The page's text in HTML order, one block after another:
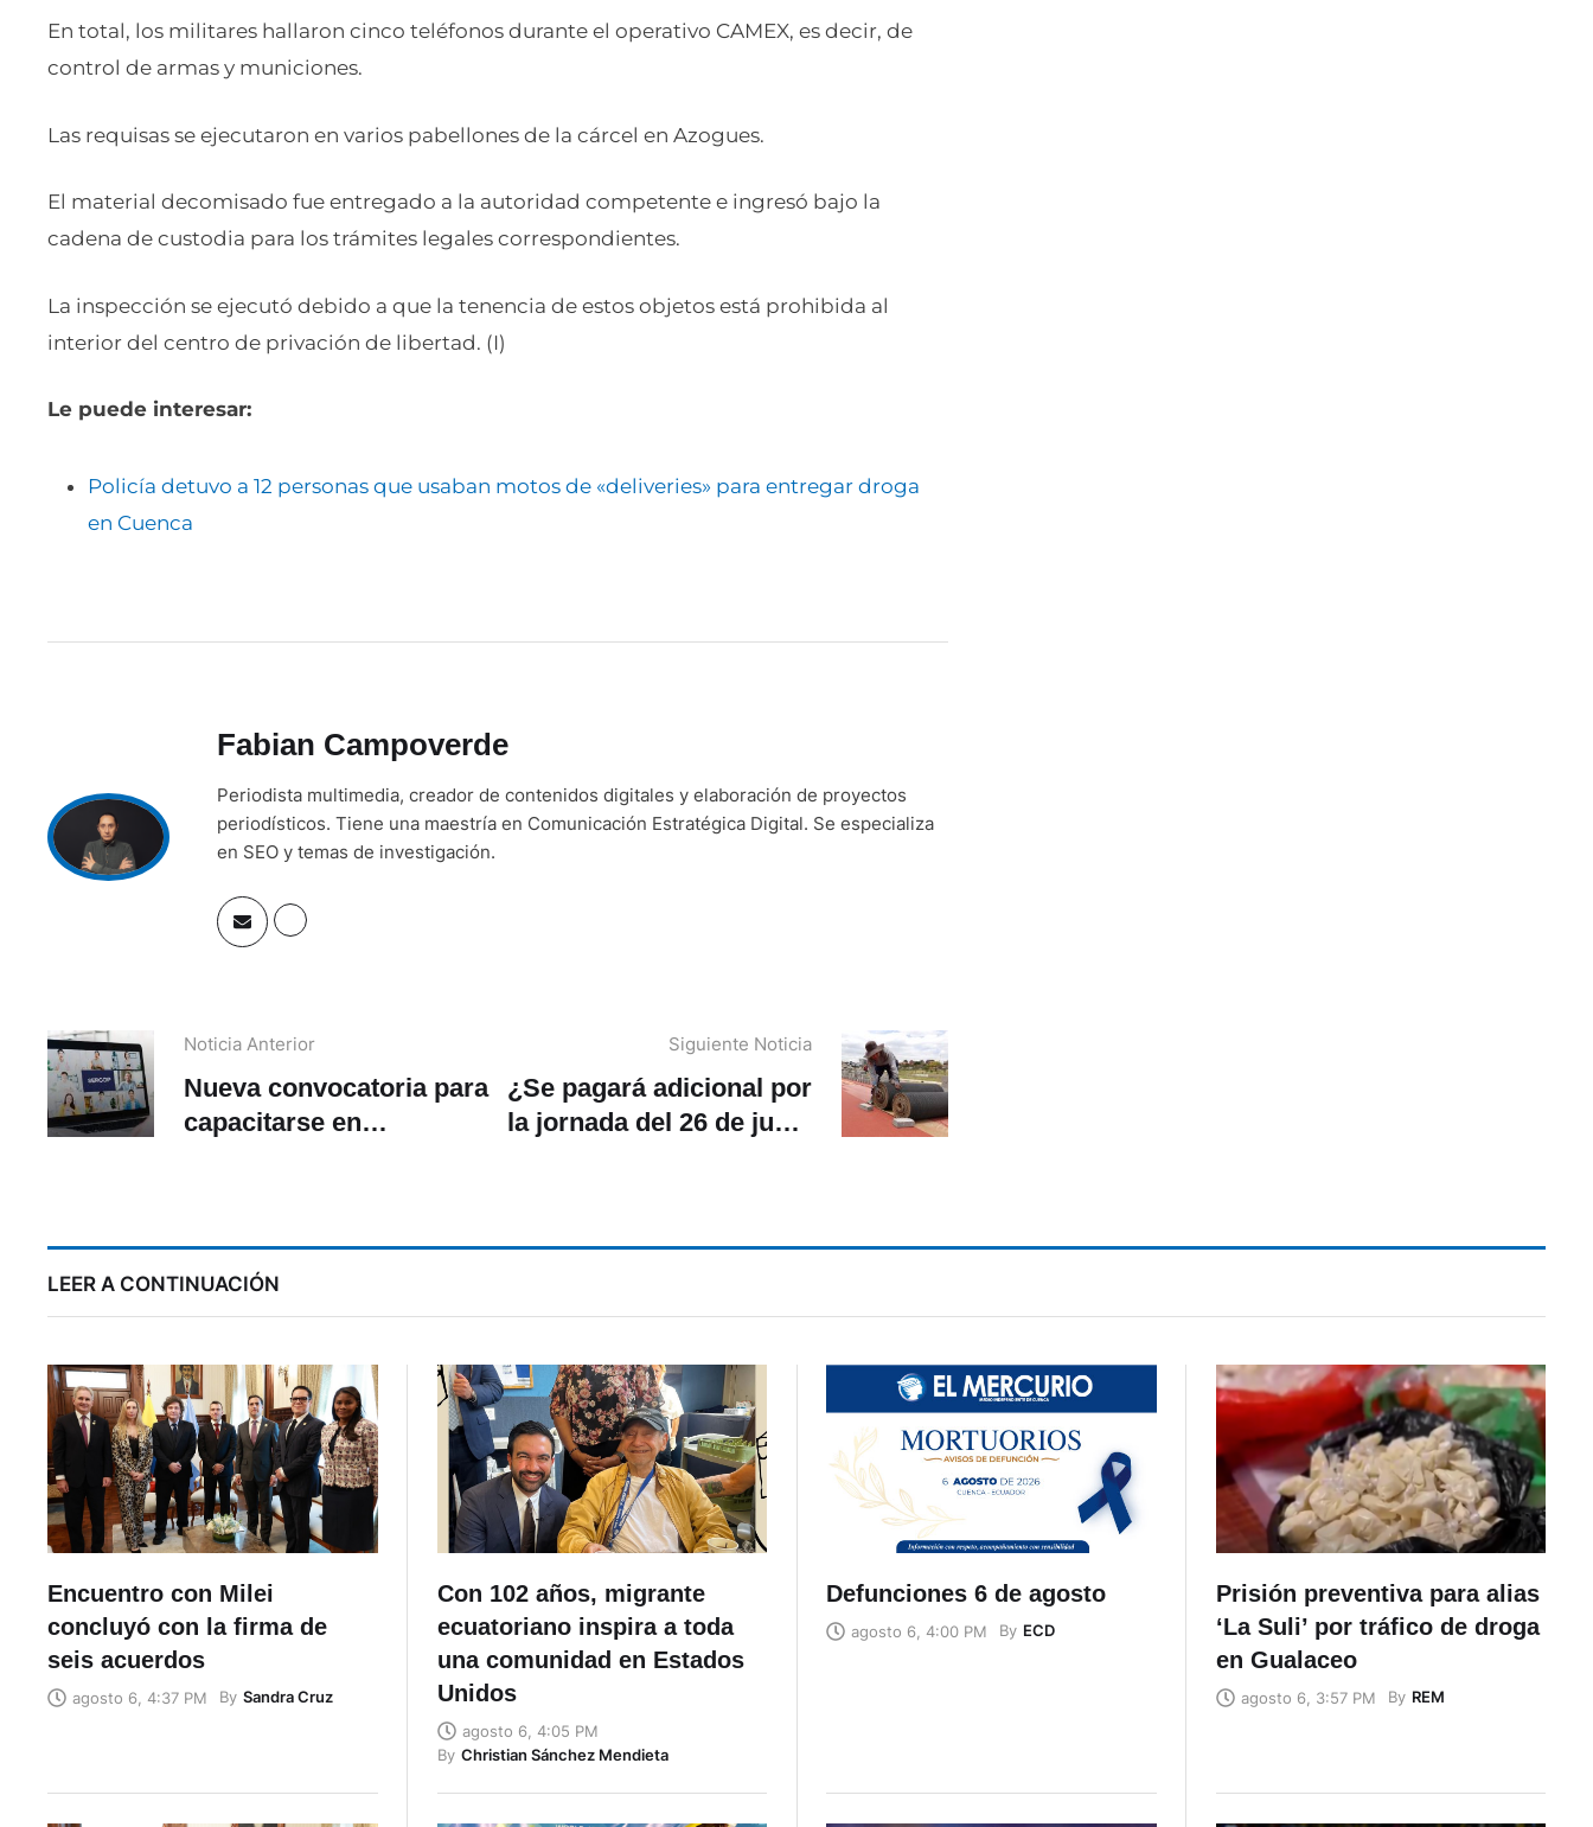
En total, los militares hallaron cinco teléfonos durante el operativo CAMEX, es decir, de
control de armas y municiones.
Las requisas se ejecutaron en varios pabellones de la cárcel en Azogues.
El material decomisado fue entregado a la autoridad competente e ingresó bajo la
cadena de custodia para los trámites legales correspondientes.
La inspección se ejecutó debido a que la tenencia de estos objetos está prohibida al
interior del centro de privación de libertad. (I)
Le puede interesar:
Policía detuvo a 12 personas que usaban motos de «deliveries» para entregar droga
en Cuenca
Fabian Campoverde
Periodista multimedia, creador de contenidos digitales y elaboración de proyectos
periodísticos. Tiene una maestría en Comunicación Estratégica Digital. Se especializa
en SEO y temas de investigación.
Noticia Anterior
Nueva convocatoria para
capacitarse en
Siguiente Noticia
¿Se pagará adicional por
la jornada del 26 de junio
LEER A CONTINUACIÓN
Encuentro con Milei
concluyó con la firma de
seis acuerdos
agosto 6, 4:37 PM By Sandra Cruz
Con 102 años, migrante
ecuatoriano inspira a toda
una comunidad en Estados
Unidos
agosto 6, 4:05 PM
By Christian Sánchez Mendieta
Defunciones 6 de agosto
agosto 6, 4:00 PM By ECD
Prisión preventiva para alias
‘La Suli’ por tráfico de droga
en Gualaceo
agosto 6, 3:57 PM By REM